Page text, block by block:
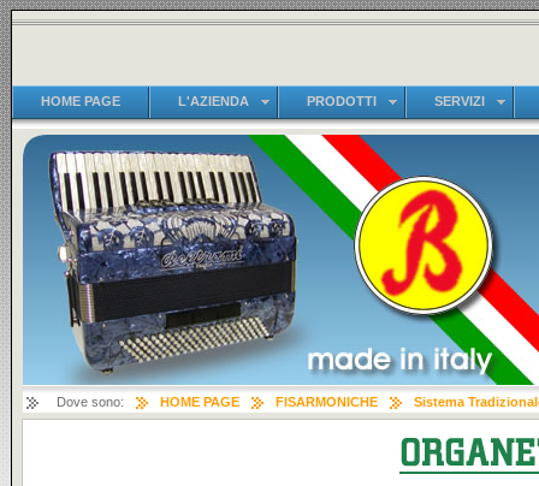
HOME PAGE L'AZIENDA PRODOTTI SERVIZI
Dove sono: HOME PAGE FISARMONICHE Sistema